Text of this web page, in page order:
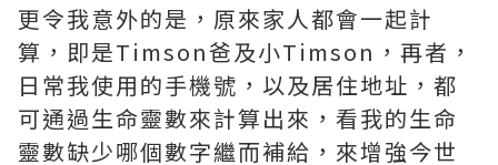
更令我意外的是，原來家人都會一起計
算，即是Timson爸及小Timson，再者，
日常我使用的手機號，以及居住地址，都
可通過生命靈數來計算出來，看我的生命
靈數缺少哪個數字繼而補給，來增強今世